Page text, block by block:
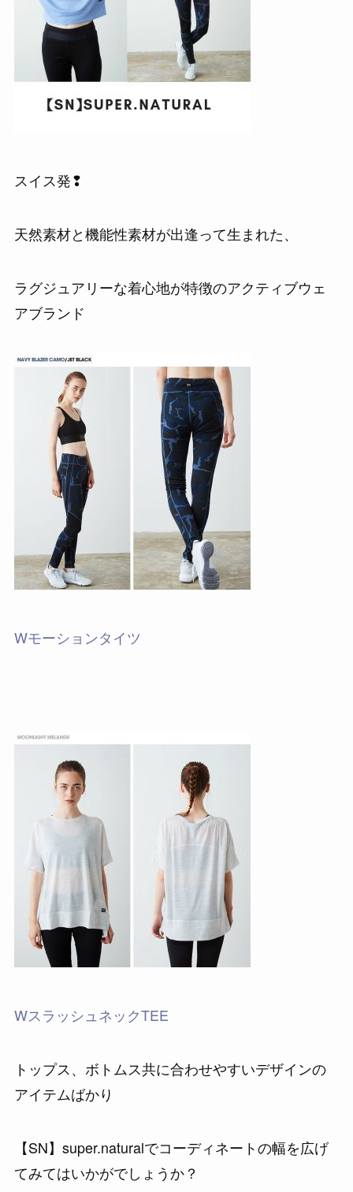
スイス発❢
天然素材と機能性素材が出逢って生まれた、
ラグジュアリーな着心地が特徴のアクティブウェ
アブランド
Wモーションタイツ
WスラッシュネックTEE
トップス、ボトムス共に合わせやすいデザインの
アイテムばかり
【SN】super.naturalでコーディネートの幅を広げ
てみてはいかがでしょうか？